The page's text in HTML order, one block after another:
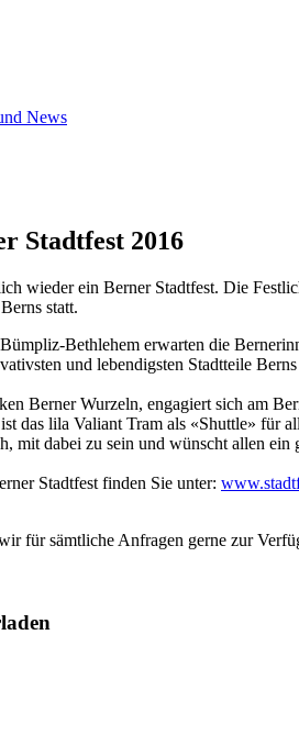
News
Stadtfest 2016
wieder ein Berner Stadtfest. Die
statt.
Bethlehem erwarten die
und lebendigsten Stadtteile
Berner Wurzeln, engagiert sich am
das lila Valiant Tram als «Shuttle» für
mit dabei zu sein und wünscht allen ein
Stadtfest finden Sie unter:
für sämtliche Anfragen gerne zur